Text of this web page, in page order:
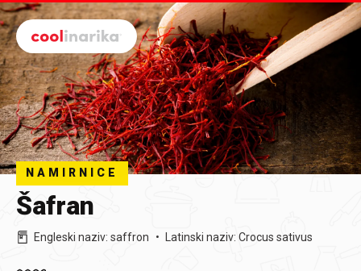
Preskoči na glavni sadržaj
NAMIRNICE
Šafran
Engleski naziv: saffron Latinski naziv: Crocus sativus